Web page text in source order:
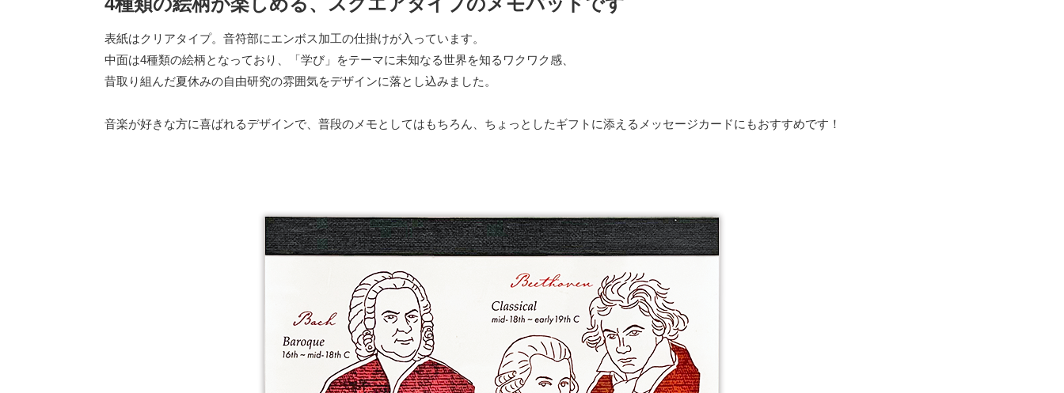
表紙はクリアタイプ。音符部にエンボス加工の仕掛けが入っています。
中面は4種類の絵柄となっており、「学び」をテーマに未知なる世界を知るワクワク感、
昔取り組んだ夏休みの自由研究の雰囲気をデザインに落とし込みました。
音楽が好きな方に喜ばれるデザインで、普段のメモとしてはもちろん、ちょっとしたギフトに添えるメッセージカードにもおすすめです！